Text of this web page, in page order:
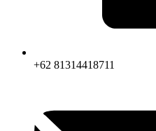
+62 81314418711